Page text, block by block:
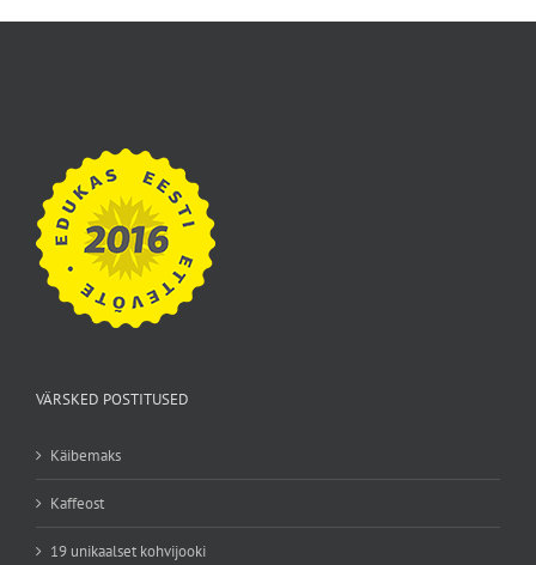
VÄRSKED POSTITUSED
Käibemaks
Kaffeost
19 unikaalset kohvijooki